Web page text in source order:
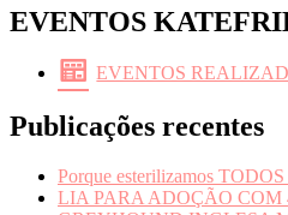
EVENTOS
EVENTOS
Publicações recentes
Porque esterilizamos TODOS
LIA PARA ADOÇÃO COM